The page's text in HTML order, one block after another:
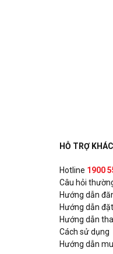
HỖ TRỢ
Hotline 1900
Câu hỏi
Hướng dẫn
Hướng dẫn
Hướng dẫn
Cách sử dụng
Hướng dẫn